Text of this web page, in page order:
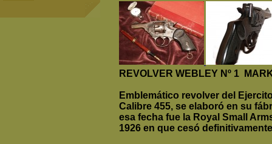
REVOLVER WEBLEY Nº 1
Emblemático revolver del
Calibre 455, se elaboró en su
esa fecha fue la Royal Small
1926 en que cesó